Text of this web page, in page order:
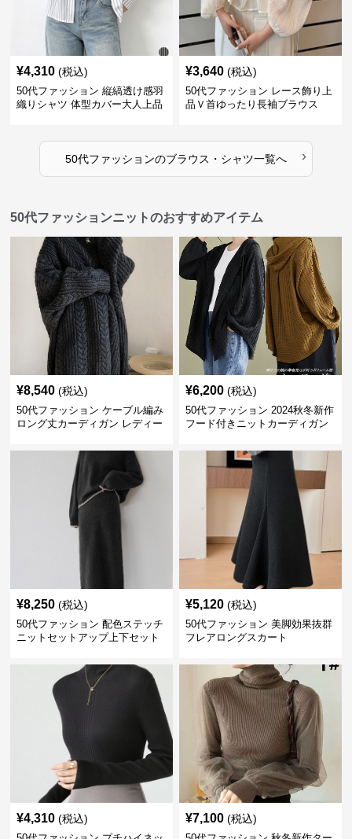
¥4,310 (税込)
50代ファッション 縦縞透け感羽
織りシャツ 体型カバー大人上品
¥3,640 (税込)
50代ファッション レース飾り上
品Ｖ首ゆったり長袖ブラウス
50代ファッションのブラウス・シャツ一覧へ ›
50代ファッションニットのおすすめアイテム
¥8,540 (税込)
50代ファッション ケーブル編み
ロング丈カーディガン レディー
¥6,200 (税込)
50代ファッション 2024秋冬新作
フード付きニットカーディガン
¥8,250 (税込)
50代ファッション 配色ステッチ
ニットセットアップ上下セット
¥5,120 (税込)
50代ファッション 美脚効果抜群
フレアロングスカート
¥4,310 (税込) ¥7,100 (税込)